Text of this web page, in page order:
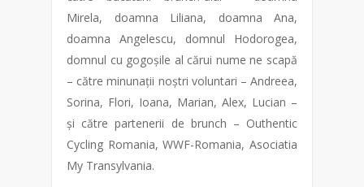
Mirela, doamna Liliana, doamna Ana,
doamna Angelescu, domnul Hodorogea,
domnul cu gogoșile al cărui nume ne scapă
– către minunații noștri voluntari – Andreea,
Sorina, Flori, Ioana, Marian, Alex, Lucian –
și către partenerii de brunch – Outhentic
Cycling Romania, WWF-Romania, Asociatia
My Transylvania.